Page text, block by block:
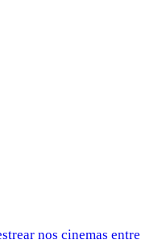
nos cinemas entre